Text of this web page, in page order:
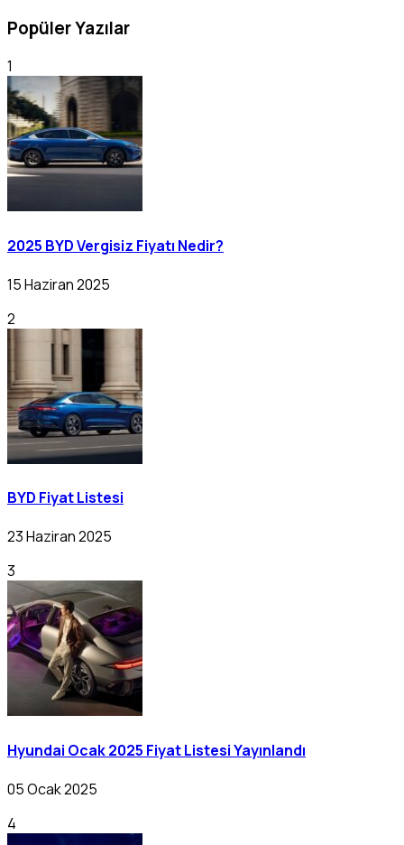
Popüler Yazılar
1
2025 BYD Vergisiz Fiyatı Nedir?
15 Haziran 2025
2
BYD Fiyat Listesi
23 Haziran 2025
3
Hyundai Ocak 2025 Fiyat Listesi Yayınlandı
05 Ocak 2025
4